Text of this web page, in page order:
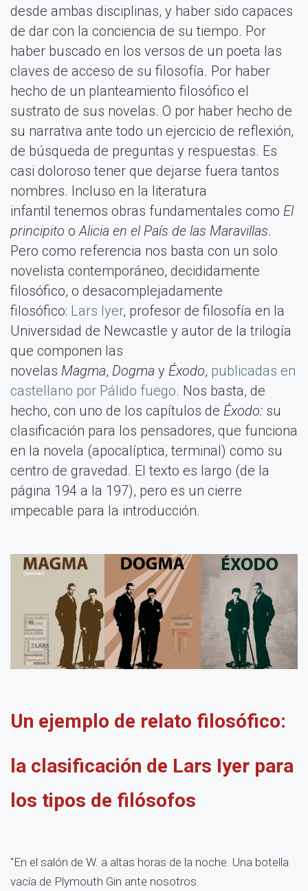
desde ambas disciplinas, y haber sido capaces
de dar con la conciencia de su tiempo. Por
haber buscado en los versos de un poeta las
claves de acceso de su filosofía. Por haber
hecho de un planteamiento filosófico el
sustrato de sus novelas. O por haber hecho de
su narrativa ante todo un ejercicio de reflexión,
de búsqueda de preguntas y respuestas. Es
casi doloroso tener que dejarse fuera tantos
nombres. Incluso en la literatura
infantil tenemos obras fundamentales como El
principito oAlicia en el País de las Maravillas.
Pero como referencia nos basta con un solo
novelista contemporáneo, decididamente
filosófico, o desacomplejadamente
filosófico: Lars Iyer, profesor de filosofía en la
Universidad de Newcastle y autor de la trilogía
que componen las
novelas Magma, Dogma y Éxodo, publicadas en
castellano por Pálido fuego. Nos basta, de
hecho, con uno de los capítulos de Éxodo: su
clasificación para los pensadores, que funciona
en la novela (apocalíptica, terminal) como su
centro de gravedad. El texto es largo (de la
página 194 a la 197), pero es un cierre
impecable para la introducción.
Un ejemplo de relato filosófico:
la clasificación de Lars Iyer para
los tipos de filósofos
"En el salón de W. a altas horas de la noche. Una botella
vacía de Plymouth Gin ante nosotros.